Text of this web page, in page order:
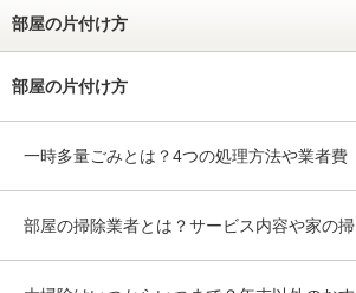
部屋の片付け方
部屋の片付け方
一時多量ごみとは？4つの処理方法や業者費
部屋の掃除業者とは？サービス内容や家の掃